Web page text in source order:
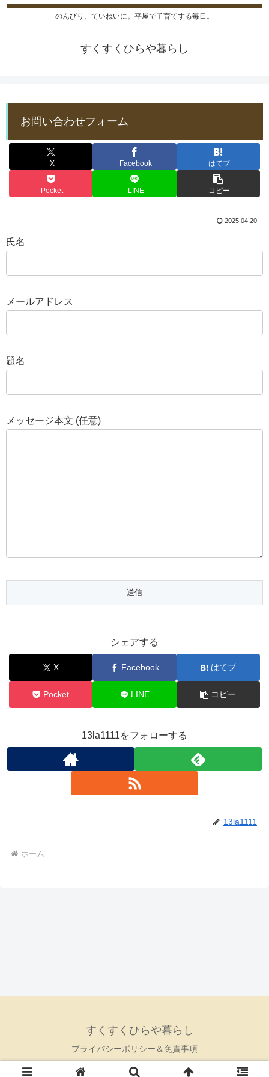
のんびり、ていねいに。平屋で子育てする毎日。
すくすくひらや暮らし
お問い合わせフォーム
X Facebook はてブ
Pocket LINE コピー
2025.04.20
氏名
メールアドレス
題名
メッセージ本文 (任意)
シェアする
X Facebook はてブ
Pocket LINE コピー
13la1111をフォローする
13la1111
ホーム
すくすくひらや暮らし
プライバシーポリシー＆免責事項
© 2025 すくすくひらや暮らし.